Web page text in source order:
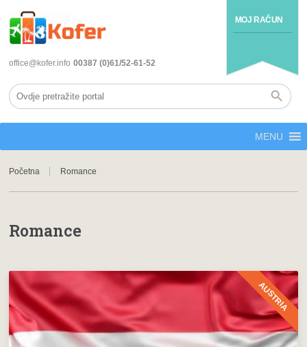
MOJ RAČUN
office@kofer.info 00387 (0)61/52-61-52
MENU
Početna Romance
Romance
AUSTRIA